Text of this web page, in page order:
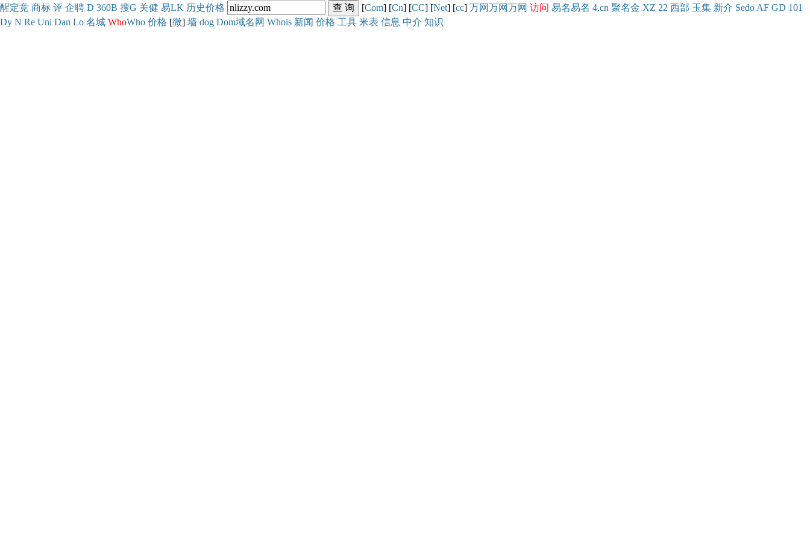
醒定竞 商标 评 企聘 D 360B 搜G 关健 易LK 历史价格 [Com] [Cn] [CC] [Net] [cc] 万网万网万网 访问 易名易名 4.cn 聚名金 XZ 22 西部 玉集 新介 Sedo AF GD 101
Dy N Re Uni Dan Lo 名城 WhoWho 价格 [微] 墙 dog Dom域名网 Whois 新闻 价格 工具 米表 信息 中介 知识